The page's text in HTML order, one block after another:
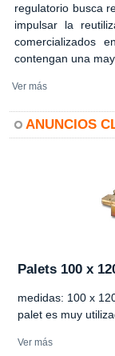
regulatorio busca
impulsar la
comercializados
contengan una
Ver más
ANUNCIOS
Palets 100 x
medidas: 100 x
palet es muy
Ver más